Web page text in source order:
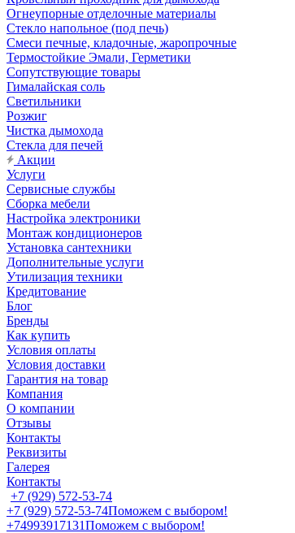
Огнеупорные отделочные материалы
Стекло напольное (под печь)
Смеси печные, кладочные, жаропрочные
Термостойкие Эмали, Герметики
Сопутствующие товары
Гималайская соль
Светильники
Розжиг
Чистка дымохода
Стекла для печей
Акции
Услуги
Сервисные службы
Сборка мебели
Настройка электроники
Монтаж кондиционеров
Установка сантехники
Дополнительные услуги
Утилизация техники
Кредитование
Блог
Бренды
Как купить
Условия оплаты
Условия доставки
Гарантия на товар
Компания
О компании
Отзывы
Контакты
Реквизиты
Галерея
Контакты
+7 (929) 572-53-74
+7 (929) 572-53-74Поможем с выбором!
+74993917131Поможем с выбором!